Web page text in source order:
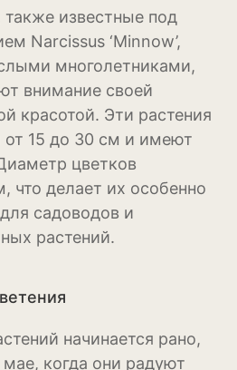
известные под
Narcissus ‘Minnow’,
многолетниками,
внимание своей
красотой. Эти растения
15 до 30 см и имеют
цветков
что делает их особенно
садоводов и
растений.
начинается рано,
когда они радуют